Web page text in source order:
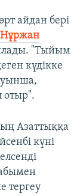
айдан бері
Нұржан
"Тыйым
күдікке
отыр".
Азаттыққа
күні
тергеу